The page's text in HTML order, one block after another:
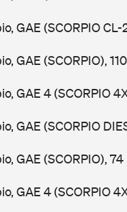
GAE (SCORPIO
GAE (SCORPIO),
GAE 4 (SCORPIO
GAE (SCORPIO
GAE (SCORPIO),
GAE 4 (SCORPIO